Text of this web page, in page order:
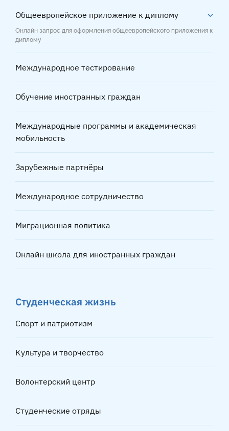
Общеевропейское приложение к диплому
Онлайн запрос для оформления общеевропейского приложения к
диплому
Международное тестирование
Обучение иностранных граждан
Международные программы и академическая
мобильность
Зарубежные партнёры
Международное сотрудничество
Миграционная политика
Онлайн школа для иностранных граждан
Студенческая жизнь
Спорт и патриотизм
Культура и творчество
Волонтерский центр
Студенческие отряды